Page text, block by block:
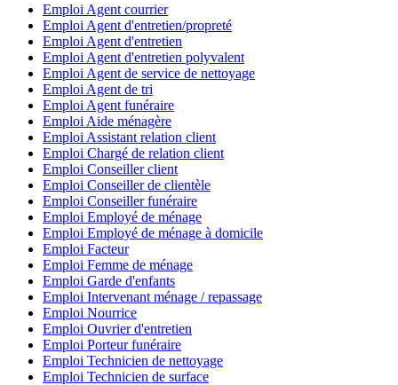
Emploi Agent courrier
Emploi Agent d'entretien/propreté
Emploi Agent d'entretien
Emploi Agent d'entretien polyvalent
Emploi Agent de service de nettoyage
Emploi Agent de tri
Emploi Agent funéraire
Emploi Aide ménagère
Emploi Assistant relation client
Emploi Chargé de relation client
Emploi Conseiller client
Emploi Conseiller de clientèle
Emploi Conseiller funéraire
Emploi Employé de ménage
Emploi Employé de ménage à domicile
Emploi Facteur
Emploi Femme de ménage
Emploi Garde d'enfants
Emploi Intervenant ménage / repassage
Emploi Nourrice
Emploi Ouvrier d'entretien
Emploi Porteur funéraire
Emploi Technicien de nettoyage
Emploi Technicien de surface